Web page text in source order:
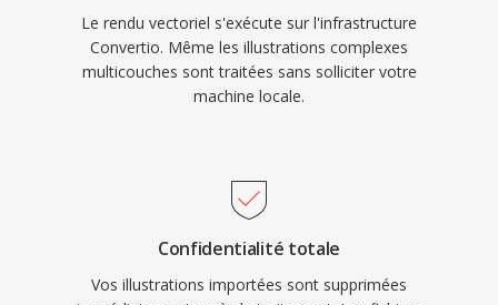
Le rendu vectoriel s'exécute sur l'infrastructure
Convertio. Même les illustrations complexes
multicouches sont traitées sans solliciter votre
machine locale.
Confidentialité totale
Vos illustrations importées sont supprimées